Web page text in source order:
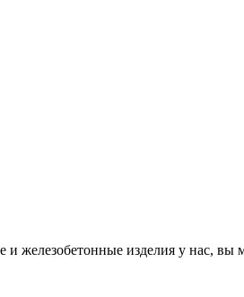
изделия у нас, вы